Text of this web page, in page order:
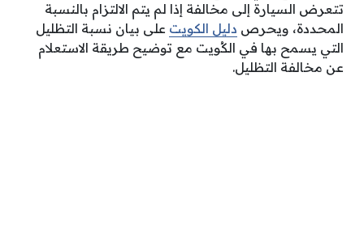
تتعرض السيارة إلى مخالفة إذا لم يتم الالتزام بالنسبة
المحددة، ويحرص دليل الكويت على بيان نسبة التظليل
التي يسمح بها في الكُويت مع توضيح طريقة الاستعلام
عن مخالفة التظليل.